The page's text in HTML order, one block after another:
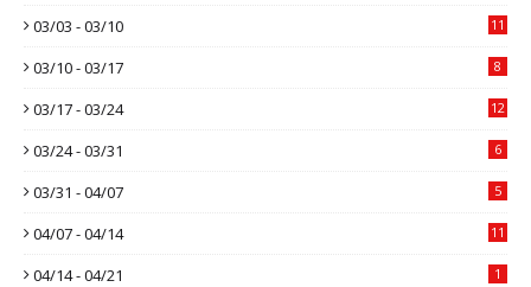
03/03 - 03/10 11
03/10 - 03/17 8
03/17 - 03/24 12
03/24 - 03/31 6
03/31 - 04/07 5
04/07 - 04/14 11
04/14 - 04/21 1